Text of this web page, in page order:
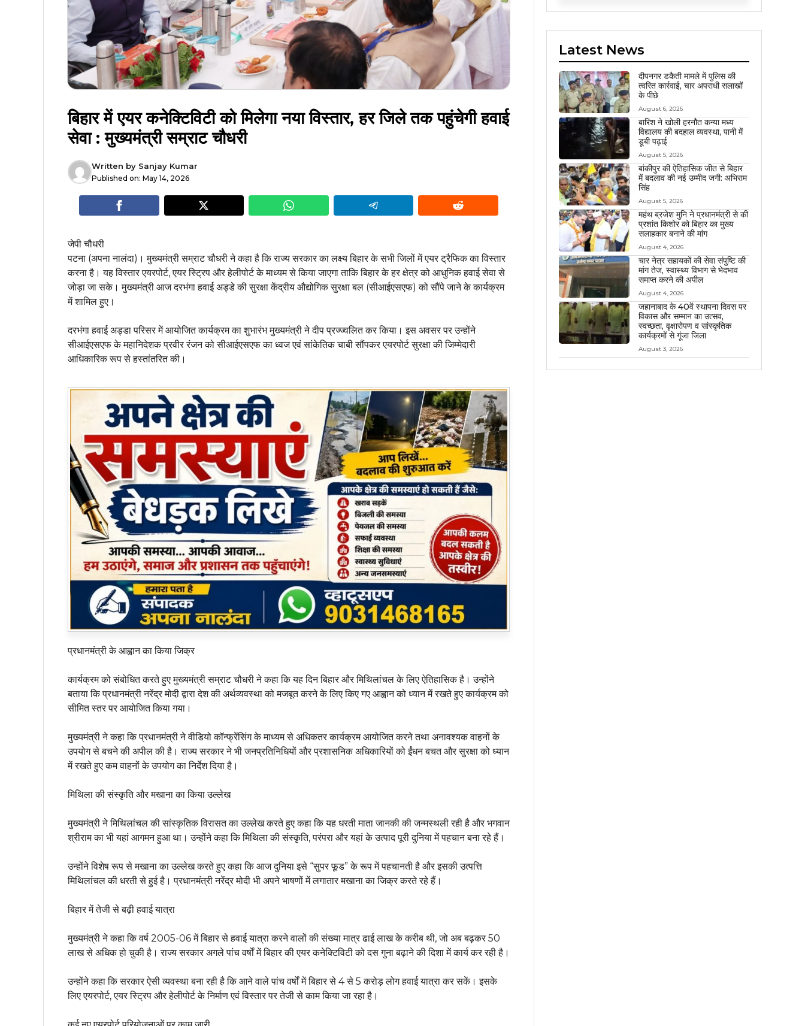
बिहार में एयर कनेक्टिविटी को मिलेगा नया विस्तार, हर जिले तक पहुंचेगी हवाई
सेवा : मुख्यमंत्री सम्राट चौधरी
Written by Sanjay Kumar
Published on: May 14, 2026
जेपी चौधरी
पटना (अपना नालंदा)। मुख्यमंत्री सम्राट चौधरी ने कहा है कि राज्य सरकार का लक्ष्य बिहार के सभी जिलों में एयर ट्रैफिक का विस्तार
करना है। यह विस्तार एयरपोर्ट, एयर स्ट्रिप और हेलीपोर्ट के माध्यम से किया जाएगा ताकि बिहार के हर क्षेत्र को आधुनिक हवाई सेवा से
जोड़ा जा सके। मुख्यमंत्री आज दरभंगा हवाई अड्डे की सुरक्षा केंद्रीय औद्योगिक सुरक्षा बल (सीआईएसएफ) को सौंपे जाने के कार्यक्रम
में शामिल हुए।
दरभंगा हवाई अड्डा परिसर में आयोजित कार्यक्रम का शुभारंभ मुख्यमंत्री ने दीप प्रज्ज्वलित कर किया। इस अवसर पर उन्होंने
सीआईएसएफ के महानिदेशक प्रवीर रंजन को सीआईएसएफ का ध्वज एवं सांकेतिक चाबी सौंपकर एयरपोर्ट सुरक्षा की जिम्मेदारी
आधिकारिक रूप से हस्तांतरित की।
प्रधानमंत्री के आह्वान का किया जिक्र
कार्यक्रम को संबोधित करते हुए मुख्यमंत्री सम्राट चौधरी ने कहा कि यह दिन बिहार और मिथिलांचल के लिए ऐतिहासिक है। उन्होंने
बताया कि प्रधानमंत्री नरेंद्र मोदी द्वारा देश की अर्थव्यवस्था को मजबूत करने के लिए किए गए आह्वान को ध्यान में रखते हुए कार्यक्रम को
सीमित स्तर पर आयोजित किया गया।
मुख्यमंत्री ने कहा कि प्रधानमंत्री ने वीडियो कॉन्फ्रेंसिंग के माध्यम से अधिकतर कार्यक्रम आयोजित करने तथा अनावश्यक वाहनों के
उपयोग से बचने की अपील की है। राज्य सरकार ने भी जनप्रतिनिधियों और प्रशासनिक अधिकारियों को ईंधन बचत और सुरक्षा को ध्यान
में रखते हुए कम वाहनों के उपयोग का निर्देश दिया है।
मिथिला की संस्कृति और मखाना का किया उल्लेख
मुख्यमंत्री ने मिथिलांचल की सांस्कृतिक विरासत का उल्लेख करते हुए कहा कि यह धरती माता जानकी की जन्मस्थली रही है और भगवान
श्रीराम का भी यहां आगमन हुआ था। उन्होंने कहा कि मिथिला की संस्कृति, परंपरा और यहां के उत्पाद पूरी दुनिया में पहचान बना रहे हैं।
उन्होंने विशेष रूप से मखाना का उल्लेख करते हुए कहा कि आज दुनिया इसे “सुपर फूड” के रूप में पहचानती है और इसकी उत्पत्ति
मिथिलांचल की धरती से हुई है। प्रधानमंत्री नरेंद्र मोदी भी अपने भाषणों में लगातार मखाना का जिक्र करते रहे हैं।
बिहार में तेजी से बढ़ी हवाई यात्रा
मुख्यमंत्री ने कहा कि वर्ष 2005-06 में बिहार से हवाई यात्रा करने वालों की संख्या मात्र ढाई लाख के करीब थी, जो अब बढ़कर 50
लाख से अधिक हो चुकी है। राज्य सरकार अगले पांच वर्षों में बिहार की एयर कनेक्टिविटी को दस गुना बढ़ाने की दिशा में कार्य कर रही है।
उन्होंने कहा कि सरकार ऐसी व्यवस्था बना रही है कि आने वाले पांच वर्षों में बिहार से 4 से 5 करोड़ लोग हवाई यात्रा कर सकें। इसके
लिए एयरपोर्ट, एयर स्ट्रिप और हेलीपोर्ट के निर्माण एवं विस्तार पर तेजी से काम किया जा रहा है।
Latest News
दीपनगर डकैती मामले में पुलिस की
त्वरित कार्रवाई, चार अपराधी सलाखों
के पीछे
August 6, 2026
बारिश ने खोली हरनौत कन्या मध्य
विद्यालय की बदहाल व्यवस्था, पानी में
डूबी पढ़ाई
August 5, 2026
बांकीपुर की ऐतिहासिक जीत से बिहार
में बदलाव की नई उम्मीद जगी: अभिराम
सिंह
August 5, 2026
महंथ ब्रजेश मुनि ने प्रधानमंत्री से की
प्रशांत किशोर को बिहार का मुख्य
सलाहकार बनाने की मांग
August 4, 2026
चार नेत्र सहायकों की सेवा संपुष्टि की
मांग तेज, स्वास्थ्य विभाग से भेदभाव
समाप्त करने की अपील
August 4, 2026
जहानाबाद के 40वें स्थापना दिवस पर
विकास और सम्मान का उत्सव,
स्वच्छता, वृक्षारोपण व सांस्कृतिक
कार्यक्रमों से गूंजा जिला
August 3, 2026